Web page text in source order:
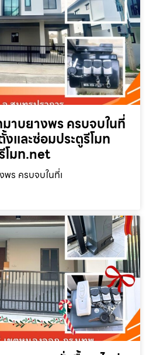
าบยางพร ครบจบในที่
และซ่อมประตูรีโมท
โมท.net
ร ครบจบในที่เ